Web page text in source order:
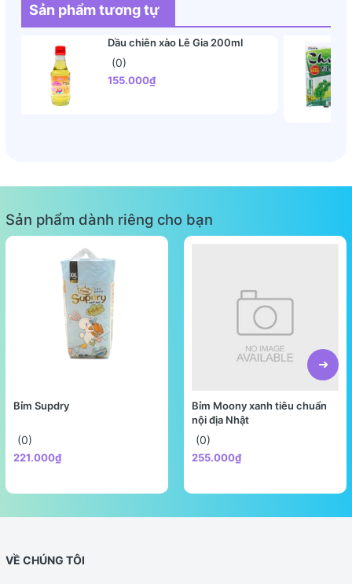
Sản phẩm tương tự
Dầu chiên xào Lê Gia 200ml
(0)
155.000₫
Sản phẩm dành riêng cho bạn
Bỉm Supdry
(0)
221.000₫
Bỉm Moony xanh tiêu chuẩn
nội địa Nhật
(0)
255.000₫
VỀ CHÚNG TÔI